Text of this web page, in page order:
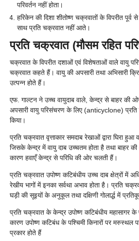
परिवर्तन नहीं होता।
हरिकेन की दिशाशीतोष्ण चक्रवातों के विपरीत पूर्व
साथ प्रति चक्रवात नहीं आते।
प्रति चक्रवात (मौसम रहित
चक्रवात के विपरीत दशाओं एवं विशेषताओं वाले वायु
चक्रवात कहते हैं। वायु की अपसारी तथा अभिसारी
उत्पन्न होते हैं।
एफ. गाल्टन ने उच्च वायुदाब वाले, केन्द्र से बाहर की
अपसारी वायु परिसंचरण के लिए (anticyclone) प्रति
किया।
प्रति चक्रवात वृत्ताकार समदाब रेखाओं द्वारा घिरा
जिसके केन्द्र में वायु दाब उच्चतम होता है तथा बाहर
कारण हवाएँ केन्द्र से परिधि की ओर चलती हैं।
प्रति चक्रवात उपोष्ण कटिबंधीय उच्च दाब क्षेत्रों में
रेखीय भागों में इनका सर्वथा अभाव होता है। प्रति
घड़ी की सूइयों के अनुकूल तथा दक्षिणीगोलार्द्ध में
प्रति चक्रवात के केन्द्र उपोष्ण कटिबंधीय महासागर के
कारण उपोष्ण कटिबंध के पश्चिमी किनारों पर मरुस्थल
प्रकार होते हैं